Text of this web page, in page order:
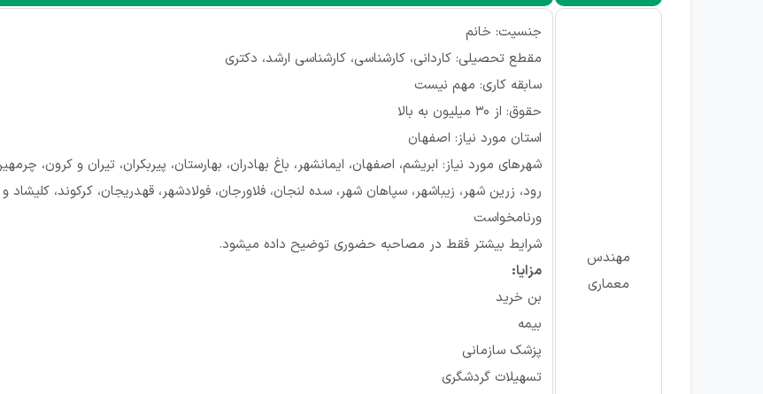
مهندس
معماری
جنسیت: خانم
مقطع تحصیلی: کاردانی، کارشناسی، کارشناسی ارشد، دکتری
سابقه کاری: مهم نیست
حقوق: از ۳۰ میلیون به بالا
استان مورد نیاز: اصفهان
شهرهای مورد نیاز: ابریشم، اصفهان، ایمانشهر، باغ بهادران، بهارستان، پیربکران، تیران و کرون،
رود، زرین شهر، زیباشهر، سپاهان شهر، سده لنجان، فلاورجان، فولادشهر، قهدریجان، کرکوند،
ورنامخواست
شرایط بیشتر فقط در مصاحبه حضوری توضیح داده میشود.
مزایا:
بن خرید
بیمه
پزشک سازمانی
تسهیلات گردشگری